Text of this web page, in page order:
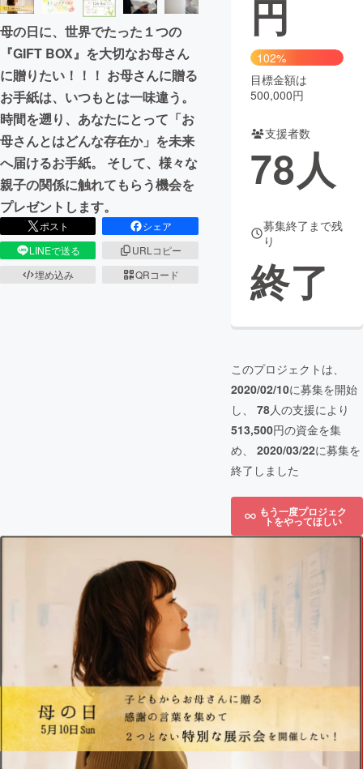
CAMPFIRE for Social Good
CAMPFIRE Creation
CAMPFIREふるさと納税machi-ya コミュニティ
母の日に、世界でたった１つの
『GIFT BOX』を大切なお母さん
に贈りたい！！！ お母さんに贈る
お手紙は、いつもとは一味違う。
時間を遡り、あなたにとって「お
母さんとはどんな存在か」を未来
へ届けるお手紙。 そして、様々な
親子の関係に触れてもらう機会を
プレゼントします。
ポスト
シェア
LINEで送る
URLコピー
埋め込み
QRコード
円
102%
目標金額は
500,000円
支援者数
78人
募集終了まで残
り
終了
このプロジェクトは、
2020/02/10に募集を開始
し、 78人の支援により
513,500円の資金を集
め、 2020/03/22に募集を
終了しました
もう一度プロジェク
トをやってほしい